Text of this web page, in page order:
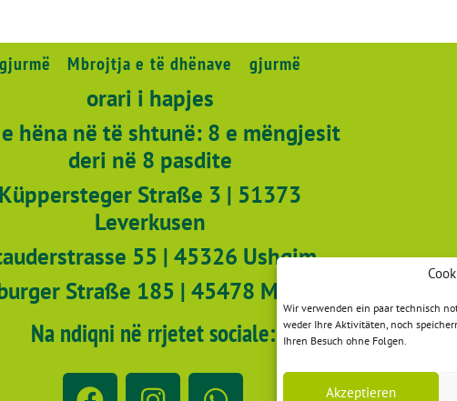
Wir verwenden ein paar technisch
weder Ihre Aktivitäten, noch
Ihren Besuch ohne Folgen.
Akzeptieren
gjurmë Mbrojtja e të dhënave gjurmë
orari i hapjes
hëna në të shtunë: 8 e mëngjesit
deri në 8 pasdite
Küppersteger Straße 3 | 51373
Leverkusen
55 | 45326 Ushqim
Straße 185 | 45478 Mülheim
Na ndiqni në rrjetet sociale: